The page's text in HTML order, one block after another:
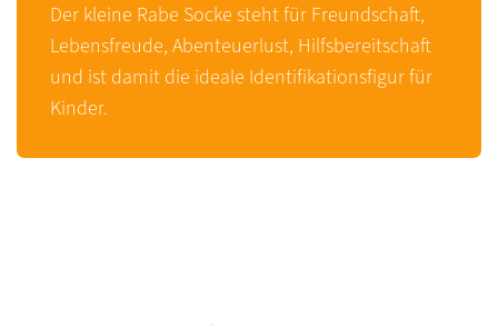
Der kleine Rabe Socke steht für Freundschaft,
Lebensfreude, Abenteuerlust, Hilfsbereitschaft
und ist damit die ideale Identifikationsfigur für
Kinder.